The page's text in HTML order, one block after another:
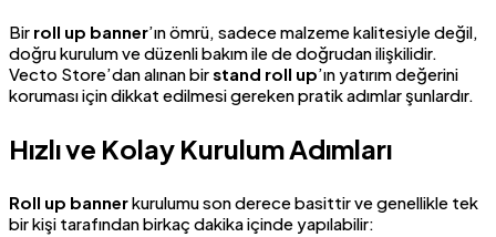
Bir roll up banner’ın ömrü, sadece malzeme kalitesiyle değil,
doğru kurulum ve düzenli bakım ile de doğrudan ilişkilidir.
Vecto Store’dan alınan birstand roll up’ın yatırım değerini
koruması için dikkat edilmesi gereken pratik adımlar şunlardır.
Hızlı ve Kolay Kurulum Adımları
Roll up bannerkurulumu son derece basittir ve genellikle tek
bir kişi tarafından birkaç dakika içinde yapılabilir: